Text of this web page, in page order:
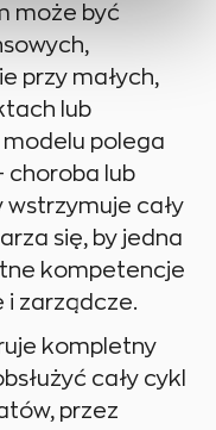
może być
przy małych,
lub
polega
choroba lub
cały
się, by jedna
kompetencje
i zarządcze.
kompletny
cały cykl
przez